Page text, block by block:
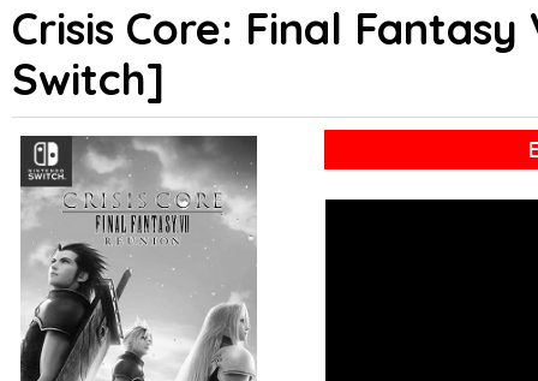
Crisis Core: Final
Switch]